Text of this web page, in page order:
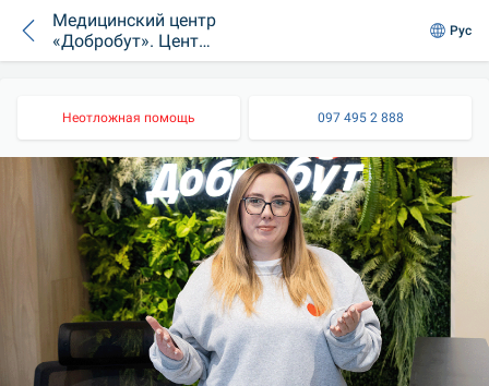
Медицинский центр
«Добробут». Центр
психического
Рус
Неотложная помощь 097 495 2 888